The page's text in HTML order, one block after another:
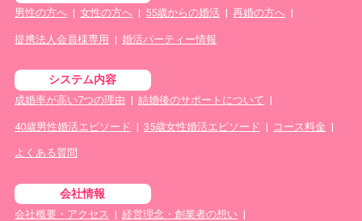
男性の方へ| 女性の方へ | 55歳からの婚活 | 再婚の方へ |
提携法人会員様専用 | 婚活パーティー情報
システム内容
成婚率が高い7つの理由 | 結婚後のサポートについて |
40歳男性婚活エピソード | 35歳女性婚活エピソード | コース料金 |
よくある質問
会社情報
会社概要・アクセス | 経営理念・創業者の想い |